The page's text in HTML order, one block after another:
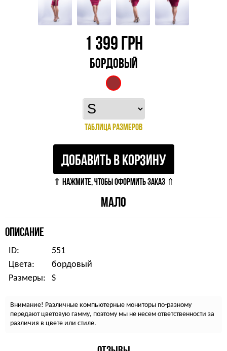
1 399ГРН
БОРДОВЫЙ
ТАБЛИЦА РАЗМЕРОВ
ДОБАВИТЬ В КОРЗИНУ
⇑ НАЖМИТЕ, ЧТОБЫ ОФОРМИТЬ ЗАКАЗ ⇑
МАЛО
ОПИСАНИЕ
ID:
551
Цвета:
бордовый
Размеры:
S
Внимание! Различные компьютерные мониторы по-разному
передают цветовую гамму, поэтому мы не несем ответственности за
различия в цвете или стиле.